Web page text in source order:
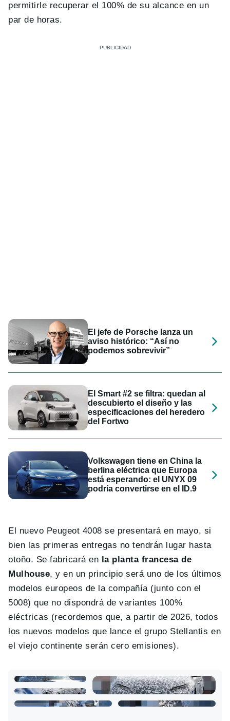
permitirle recuperar el 100% de su alcance en un
par de horas.
El jefe de Porsche lanza un
aviso histórico: “Así no
podemos sobrevivir”
El Smart #2 se filtra: quedan al
descubierto el diseño y las
especificaciones del heredero
del Fortwo
Volkswagen tiene en China la
berlina eléctrica que Europa
está esperando: el UNYX 09
podría convertirse en el ID.9
El nuevo Peugeot 4008 se presentará en mayo, si
bien las primeras entregas no tendrán lugar hasta
otoño. Se fabricará en la planta francesa de
Mulhouse, y en un principio será uno de los últimos
modelos europeos de la compañía (junto con el
5008) que no dispondrá de variantes 100%
eléctricas (recordemos que, a partir de 2026, todos
los nuevos modelos que lance el grupo Stellantis en
el viejo continente serán cero emisiones).